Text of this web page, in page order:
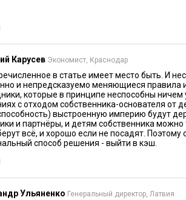
рыночные риски, в том числе
по плану
возрасте собственники начинают
они обычно впервые задумываются об
уже конкретные шаги. Что
что отцы-основатели стремятся
дольше. При этом практикуется
семейного бизнеса: чтобы они могли
новой роли, оценить риски. Эффективным
Карусев Экономист, Краснодар
в статье имеет место быть. И
и непредсказуемо меняющиеся правила
которые в принципе неспособны ничем
с отходом собственника-основателя от
выстроенную империю будут
и партнёры, и детям собственника можно
всё, и хорошо если не посадят.
способ решения - выйти в кэш.
Ульяненко Генеральный директор, Латвия